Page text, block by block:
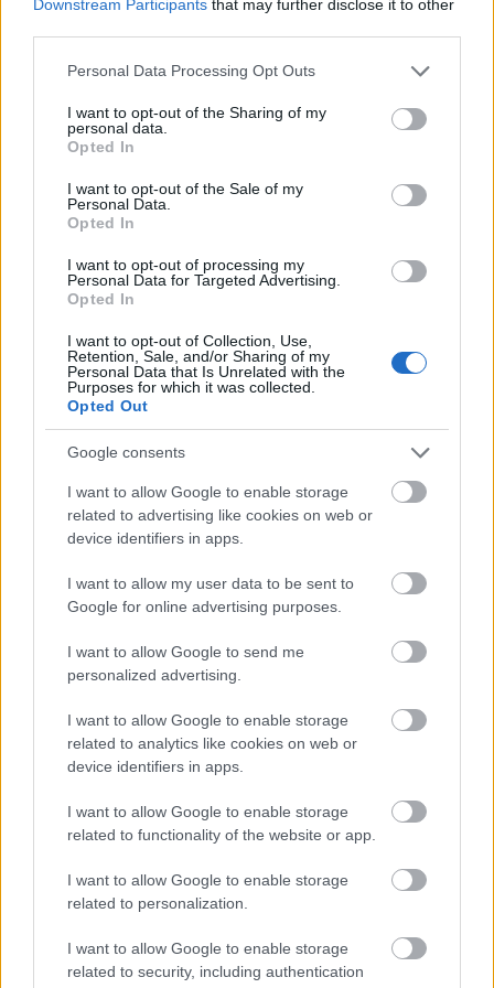
Downstream Participants that may further disclose it to other
Please note that this website/app uses one or more Google
not limited to your visit or usage behaviour. You may click to
grant or deny consent to Google and its third-party tags to
use your data for below specified purposes in below Google
consent section.
Personal Data Processing Opt Outs
I want to opt-out of the Sharing of my
personal data.
Opted In
I want to opt-out of the Sale of my
Personal Data.
Opted In
I want to opt-out of processing my
Personal Data for Targeted Advertising.
Opted In
I want to opt-out of Collection, Use,
Retention, Sale, and/or Sharing of my
Personal Data that Is Unrelated with the
Purposes for which it was collected.
Opted Out
Google consents
I want to allow Google to enable storage
related to advertising like cookies on web or
device identifiers in apps.
I want to allow my user data to be sent to
Google for online advertising purposes.
I want to allow Google to send me
personalized advertising.
I want to allow Google to enable storage
related to analytics like cookies on web or
device identifiers in apps.
I want to allow Google to enable storage
related to functionality of the website or app.
I want to allow Google to enable storage
related to personalization.
I want to allow Google to enable storage
related to security, including authentication
(?) is a forgalom, azt nem páncélos hadosztályok
kommentelő 2:
A Király utcában mitől ment
tönkre a járda? A turistaforgalom miatt?
kommentelő 4: A keleti pályaudvar építése
miatti forgalom növekedés? Aki ezt mondta az a
környékén sem járt a Dob utcának. A keletkezett
úthibák a kerületben történő építkezések során
keletkeztek a nyakig megrakott építőanyag és
sittszállító teherautók miatt.
kommentelő 5: Mindenki, aki józan ésszel
gondolkodik, tudja, hogy úttestet nem
burkolunk díszburkolattal – pláne nem úgy,
hogy egyszerűen csak homokágyazatba
fektetjük! A díszburkolat csak járófelületnek
célszerű alkalmazni. Sajnos azonban az Orbán
kőbányáknak is "kell" megrendelést adni...
kommentelő 4: A napi egy Orbánozás most
sem maradhat el, de a félreértések elkerülése
ezek általában távol keleti kövek, és abból is a
gyatrább minőségűek. Ápropó... A kerületi
borából rendelnek?
kommentelő 6:a felmérésekért, a tervezésért
biztos nem fizetett az önkormányzat senkinek,
ugye? Mert ha igen, akkor azért abban illik arra
is gondolni, ha egy utat az autók használnak...
tervezők, tanulmányírogatók, hatásfelmérők (ha
voltak), kivitelezők milyen esetleges rokoni,
polgármesteri hivatalban, esetleg a hivatal
alkalmazottainak van-e bármilyen üzleti
ségük, akár áttételesen is, bármelyik
ilyen cégben. Mert ez esetleg megmagyarázná
azt, hogy a szar munka tervezőjét, kivitelezőjét,